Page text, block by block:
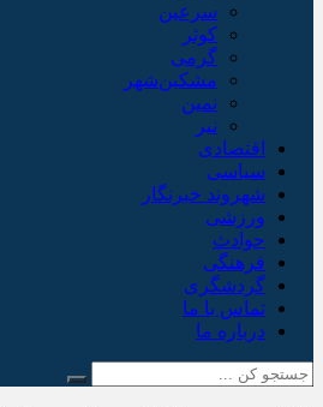
سرعین
کوثر
گرمی
مشکین‌شهر
نمین
نیر
اقتصادی
سیاسی
شهروند خبرنگار
ورزشی
حوادث
فرهنگی
گردشگری
تماس با ما
درباره ما